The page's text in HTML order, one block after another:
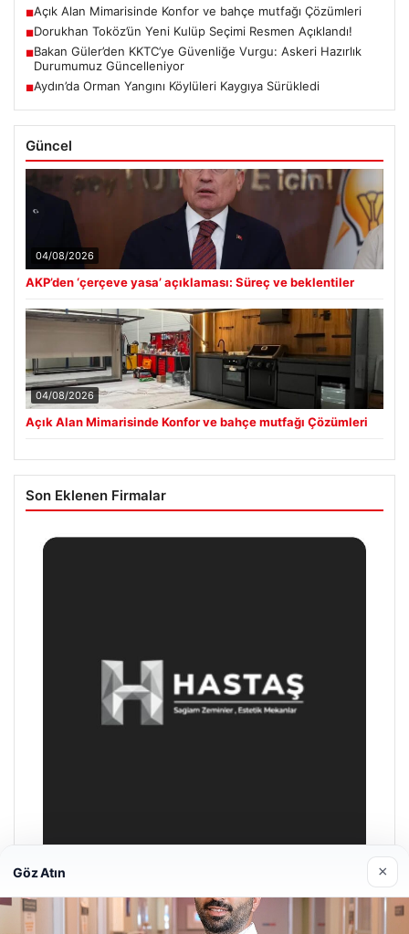
■Açık Alan Mimarisinde Konfor ve bahçe mutfağı Çözümleri
■Dorukhan Toköz’ün Yeni Kulüp Seçimi Resmen Açıklandı!
■Bakan Güler’den KKTC’ye Güvenliğe Vurgu: Askeri Hazırlık
Durumumuz Güncelleniyor
■Aydın’da Orman Yangını Köylüleri Kaygıya Sürükledi
Güncel
04/08/2026
AKP’den ‘çerçeve yasa’ açıklaması: Süreç ve beklentiler
04/08/2026
Açık Alan Mimarisinde Konfor ve bahçe mutfağı Çözümleri
Son Eklenen Firmalar
Enes Kaplan Avukatlık Bürosu
28/04/2026
Göz Atın ×